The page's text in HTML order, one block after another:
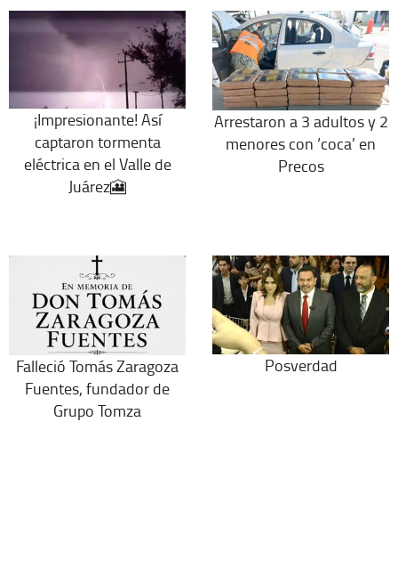
¡Impresionante! Así
captaron tormenta
eléctrica en el Valle de
Juárez🎦
Arrestaron a 3 adultos y 2
menores con ‘coca’ en
Precos
Falleció Tomás Zaragoza
Fuentes, fundador de
Grupo Tomza
Posverdad